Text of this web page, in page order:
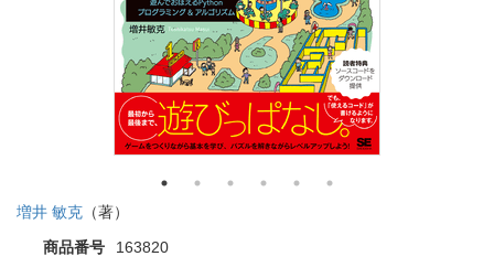
増井 敏克 （著）
商品番号
163820